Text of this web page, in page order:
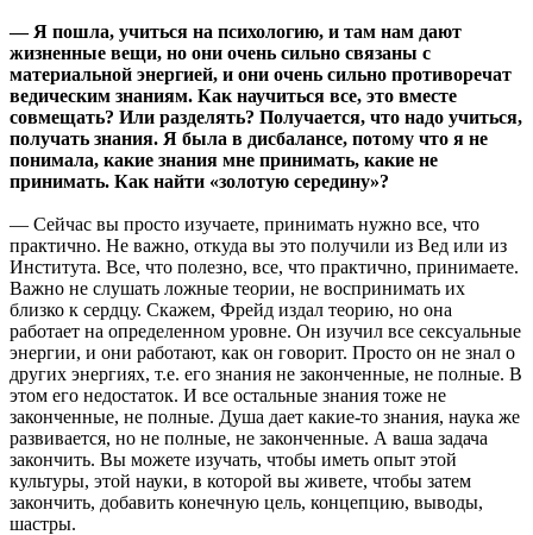
— Я пошла, учиться на психологию, и там нам дают
жизненные вещи, но они очень сильно связаны с
материальной энергией, и они очень сильно противоречат
ведическим знаниям. Как научиться все, это вместе
совмещать? Или разделять? Получается, что надо учиться,
получать знания. Я была в дисбалансе, потому что я не
понимала, какие знания мне принимать, какие не
принимать. Как найти «золотую середину»?
— Сейчас вы просто изучаете, принимать нужно все, что
практично. Не важно, откуда вы это получили из Вед или из
Института. Все, что полезно, все, что практично, принимаете.
Важно не слушать ложные теории, не воспринимать их
близко к сердцу. Скажем, Фрейд издал теорию, но она
работает на определенном уровне. Он изучил все сексуальные
энергии, и они работают, как он говорит. Просто он не знал о
других энергиях, т.е. его знания не законченные, не полные. В
этом его недостаток. И все остальные знания тоже не
законченные, не полные. Душа дает какие-то знания, наука же
развивается, но не полные, не законченные. А ваша задача
закончить. Вы можете изучать, чтобы иметь опыт этой
культуры, этой науки, в которой вы живете, чтобы затем
закончить, добавить конечную цель, концепцию, выводы,
шастры.